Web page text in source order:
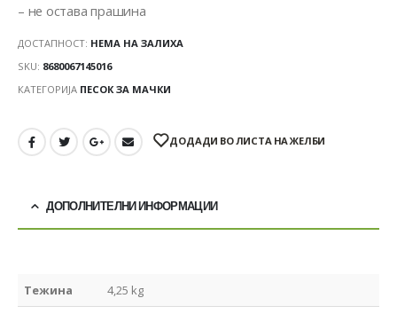
– не остава прашина
ДОСТАПНОСТ: НЕМА НА ЗАЛИХА
SKU: 8680067145016
КАТЕГОРИЈА ПЕСОК ЗА МАЧКИ
ДОДАДИ ВО ЛИСТА НА ЖЕЛБИ
ДОПОЛНИТЕЛНИ ИНФОРМАЦИИ
Тежина 4,25 kg